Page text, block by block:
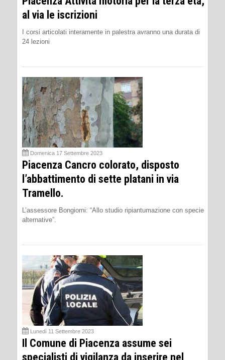
al via le iscrizioni
I corsi articolati interamente in palestra avranno una durata di
24 lezioni
Domenica 17 Settembre 2023
Piacenza Cancro colorato, disposto
l’abbattimento di sette platani in via
Tramello.
L’assessore Bongiorni: “Allo studio ripiantumazione con specie
alternative”.
Lunedì 11 Settembre 2023
Il Comune di Piacenza assume sei
specialisti di vigilanza da inserire nel